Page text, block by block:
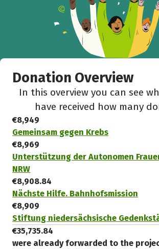
Donation Overview
In this overview you can see
have received how many
€8,949
Gemeinsam gegen Krebs
€8,969
Unterstützung der Autonomen
NRW
€8,908.84
Nächste Hilfe. Bahnhofsmission
€8,909
Stiftung niedersächsische
€35,735.84
were already forwarded to the